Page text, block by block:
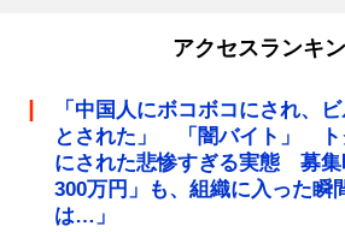
アクセスランキ
「中国人にボコボコにされ、
とされた」 「闇バイト」 ト
にされた悲惨すぎる実態 募集
300万円」も、組織に入った瞬
は…」